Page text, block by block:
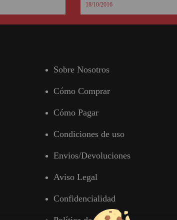
18/10/2016
Sobre Nosotros
Cómo Comprar
Cómo Pagar
Condiciones de uso
Envios/Devoluciones
Aviso Legal
Confidencialidad